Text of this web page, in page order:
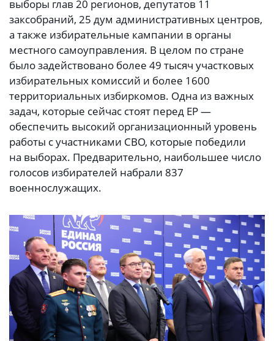
выборы глав 20 регионов, депутатов 11
заксобраний, 25 дум административных центров,
а также избирательные кампании в органы
местного самоуправления. В целом по стране
было задействовано более 49 тысяч участковых
избирательных комиссий и более 1600
территориальных избиркомов. Одна из важных
задач, которые сейчас стоят перед ЕР —
обеспечить высокий организационный уровень
работы с участниками СВО, которые победили
на выборах. Предварительно, наибольшее число
голосов избирателей набрали 837
военнослужащих.